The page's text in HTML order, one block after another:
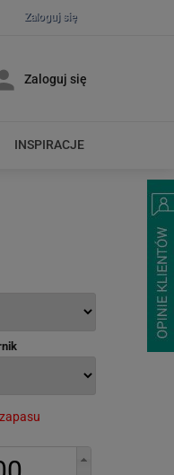
Zaloguj się
Zaloguj się
INSPIRACJE